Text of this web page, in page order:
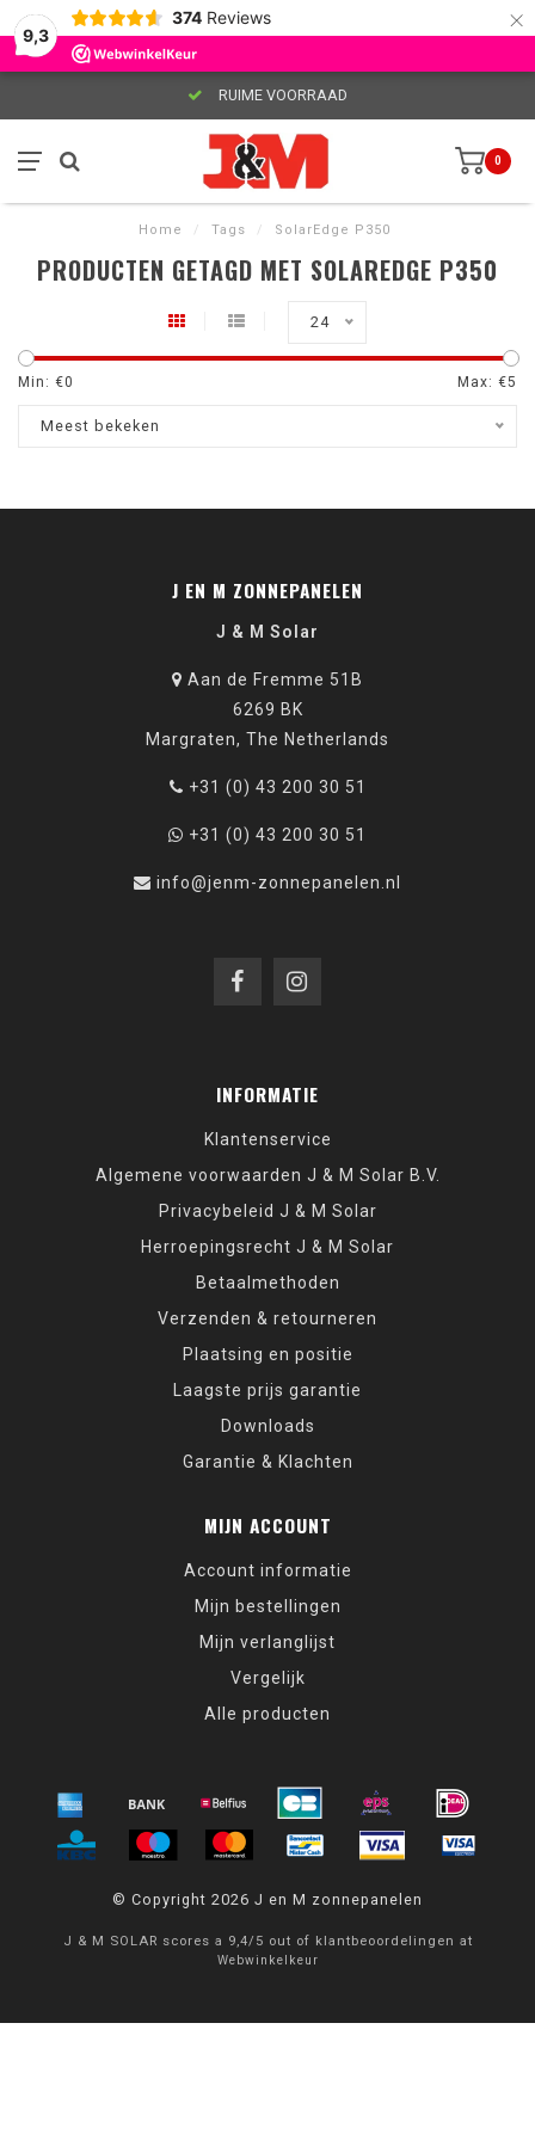
9,3
374 Reviews ×
RUIME VOORRAAD
0
Home / Tags / SolarEdge P350
PRODUCTEN GETAGD MET SOLAREDGE P350
24
Min: €0 Max: €5
Meest bekeken
J EN M ZONNEPANELEN
J & M Solar
Aan de Fremme 51B
6269 BK
Margraten, The Netherlands
+31 (0) 43 200 30 51
+31 (0) 43 200 30 51
info@jenm-zonnepanelen.nl
INFORMATIE
Klantenservice
Algemene voorwaarden J & M Solar B.V.
Privacybeleid J & M Solar
Herroepingsrecht J & M Solar
Betaalmethoden
Verzenden & retourneren
Plaatsing en positie
Laagste prijs garantie
Downloads
Garantie & Klachten
MIJN ACCOUNT
Account informatie
Mijn bestellingen
Mijn verlanglijst
Vergelijk
Alle producten
© Copyright 2026 J en M zonnepanelen
J & M SOLAR scores a 9,4/ 5 out of klantbeoordelingen at
Webwinkelkeur